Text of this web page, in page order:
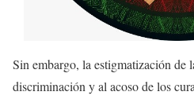
Sin embargo, la estigmatización de
discriminación y al acoso de los